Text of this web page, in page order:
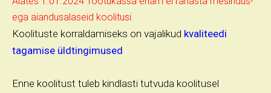
ega aiandusalaseid koolitusi.
Koolituste korraldamiseks on vajalikud kvaliteedi
tagamise üldtingimused
Enne koolitust tuleb kindlasti tutvuda koolitusel